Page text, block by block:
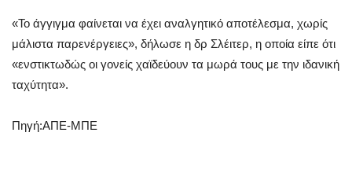
«Το άγγιγμα φαίνεται να έχει αναλγητικό αποτέλεσμα, χωρίς
μάλιστα παρενέργειες», δήλωσε η δρ Σλέιτερ, η οποία είπε ότι
«ενστικτωδώς οι γονείς χαϊδεύουν τα μωρά τους με την ιδανική
ταχύτητα».
Πηγή:ΑΠΕ-ΜΠΕ